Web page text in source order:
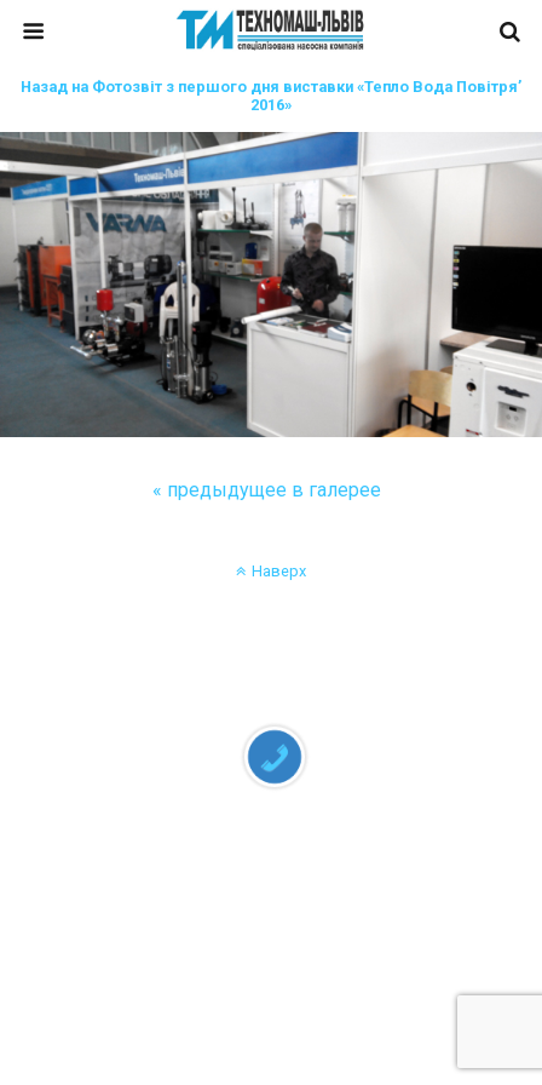
Назад на Фотозвіт з першого дня виставки «Тепло Вода Повітря’
2016»
« предыдущее в галерее
Наверх